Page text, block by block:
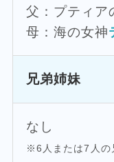
父：プティア
母：海の女神
兄弟姉妹
なし
※6人または7人の